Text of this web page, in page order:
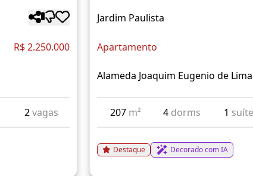
R$ 2.250.000
2vagas
Jardim Paulista
Apartamento
Alameda Joaquim Eugenio de Lima
207 m² 4 dorms 1 suíte
Destaque Decorado com IA